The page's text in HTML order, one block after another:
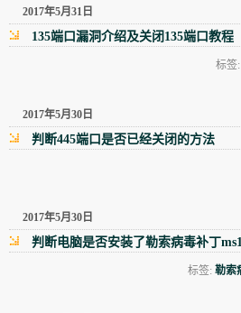
2017年5月31日
135端口漏洞介绍及关闭135端口教程
标
2017年5月30日
判断445端口是否已经关闭的方法
2017年5月30日
判断电脑是否安装了勒索病毒补丁
标签:勒索